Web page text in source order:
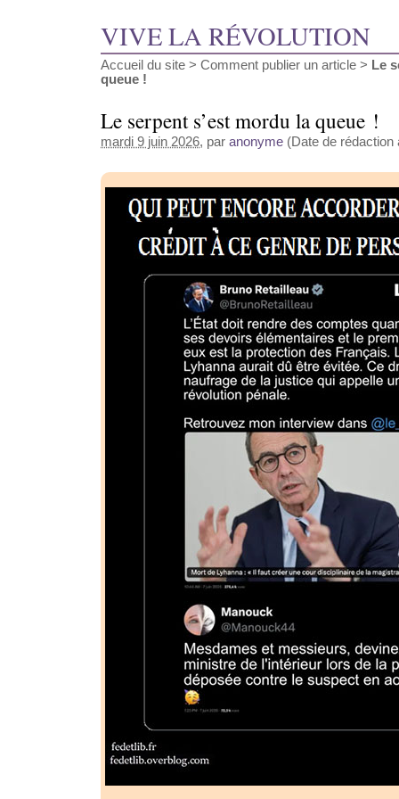
VIVE LA RÉVOLUTION
Accueil du site > Comment publier un article > Le
queue !
Le serpent s’est mordu la queue !
mardi 9 juin 2026, par anonyme (Date de rédaction